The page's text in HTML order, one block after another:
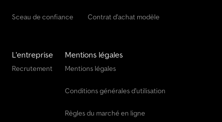
Sceau de confiance Contrat d'achat modèle
L'entreprise
Recrutement
Mentions légales
Mentions légales
Conditions générales d'utilisation
Règles du marché en ligne